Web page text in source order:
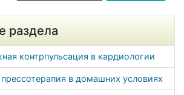
раздела
контрпульсация в кардиологии
в домашних условиях